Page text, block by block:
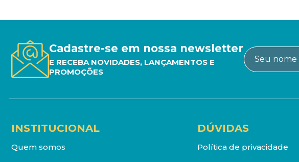
Cadastre-se em nossa newsletter
E RECEBA NOVIDADES, LANÇAMENTOS E
PROMOÇÕES
INSTITUCIONAL
Quem somos
DÚVIDAS
Política de privacidade